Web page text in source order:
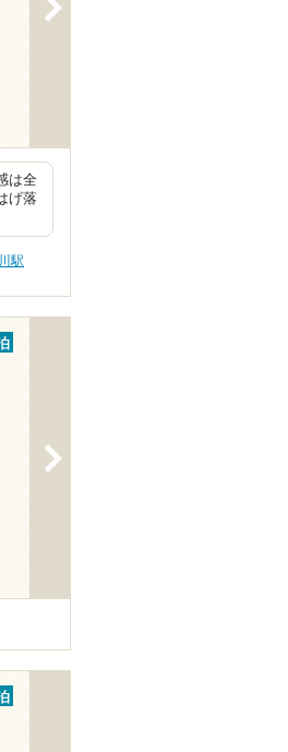
は全
げ落
駅